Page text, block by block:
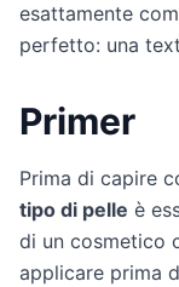
esattamente
perfetto: una
Primer
Prima di capire
tipo di pelle è
di un cosmetico
applicare prima